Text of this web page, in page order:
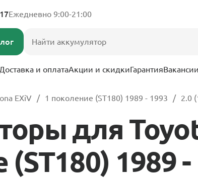
Ежедневно 9:00-21:00
Доставка и оплатаАкции и скидкиГарантияВакансии
EXiV 1 поколение (ST180) 1989 - 1993 2.0
для
1989 -